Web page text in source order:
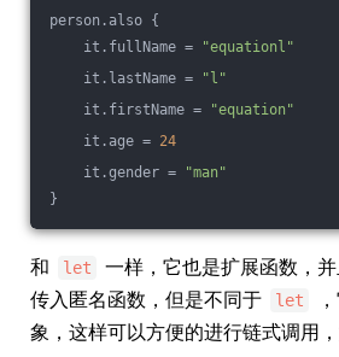
person.also {
it.fullName =
"equationl"
it.lastName =
"l"
it.firstName =
"equation"
it.age = 24
it.gender =
"man"
}
和 let
一样，它也是扩展函数，
传入匿名函数，但是不同于
let
象，这样可以方便的进行链式调用，